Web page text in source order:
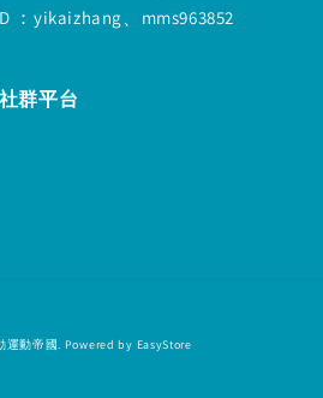
：yikaizhang、mms963852
群平台
運動帝國. Powered by EasyStore